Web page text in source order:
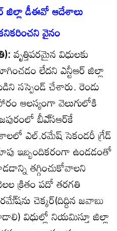
జిల్లా డీఈవో ఆదేశాలు
వైనం
వృత్తిపరమైన విధులకు
లేదని ఎన్టీఆర్‌ జిల్లా
సస్పెండ్‌ చేశారు. రెండు
ఆలస్యంగా వెలుగులోకి
బీఎ్‌సఆర్‌కే
ఎల్‌.రమేష్‌ సెకండరీ గ్రేడ్‌
ఇబ్బందికరంగా ఉండడంతో
తగ్గించుకోవాలని
క్రితం పదో తరగతి
చెక్కర్‌(దిద్దిన జవాబు
విధుల్లో నియమిస్తూ జిల్లా